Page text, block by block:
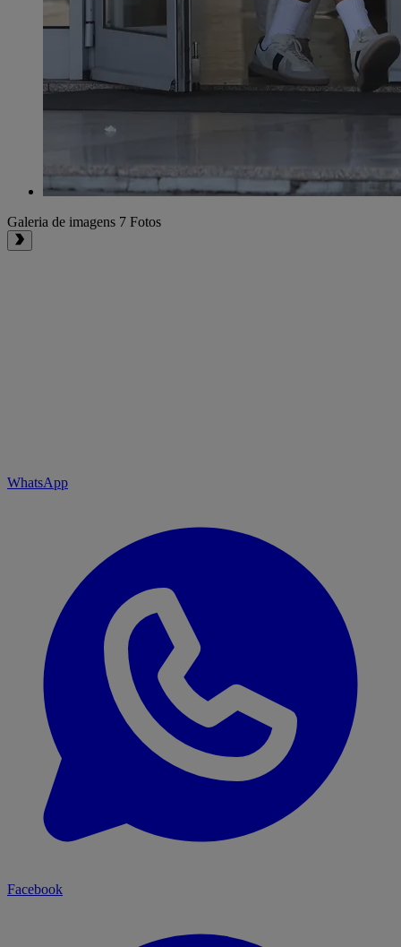
Galeria de imagens 7 Fotos
WhatsApp
Facebook